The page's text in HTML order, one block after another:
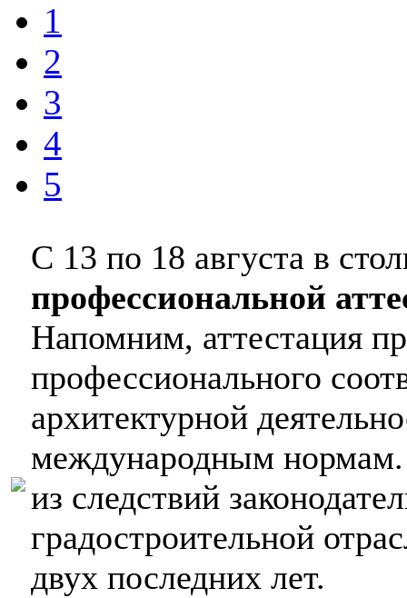
1
2
3
4
5
С 13 по 18 августа в
профессиональной
Напомним, аттестация
профессионального
архитектурной
международным нормам.
из следствий
градостроительной
двух последних лет.